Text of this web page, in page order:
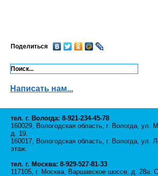
Поделиться
Написать нам...
тел. г. Вологда: 8-921-234-45-78
160029, Вологодская область, г. Вологда, ул.
д. 19.
160017, Вологодская область, г. Вологда, ул.
этаж.
тел. г. Москва: 8-929-527-81-33
117105, г. Москва, Варшавское шоссе, д. 28а.